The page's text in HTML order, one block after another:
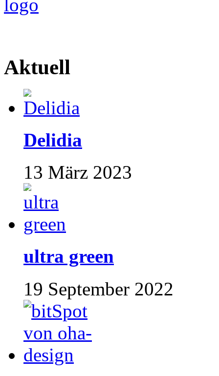
Aktuell
Delidia
13 März 2023
ultra green
19 September 2022